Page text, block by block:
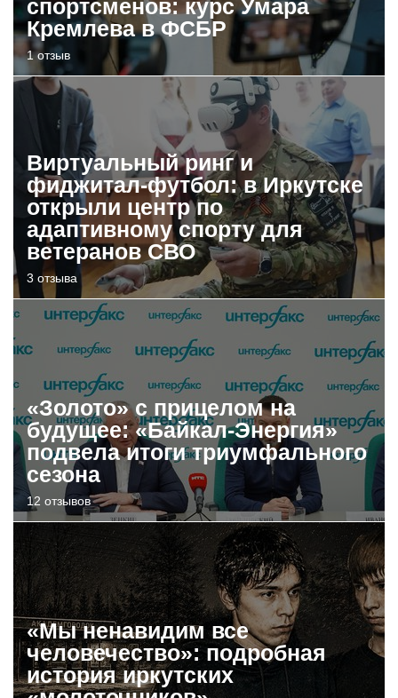
спортсменов: курс Умара
Кремлева в ФСБР
1 отзыв
Виртуальный ринг и
фиджитал-футбол: в Иркутске
открыли центр по
адаптивному спорту для
ветеранов СВО
3 отзыва
«Золото» с прицелом на
будущее: «Байкал-Энергия»
подвела итоги триумфального
сезона
12 отзывов
«Мы ненавидим все
человечество»: подробная
история иркутских